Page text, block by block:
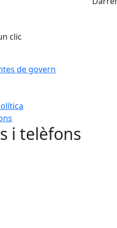
clic
de govern
i telèfons